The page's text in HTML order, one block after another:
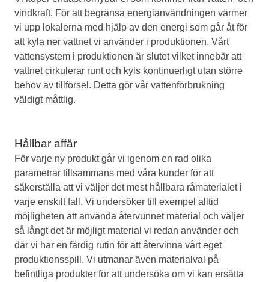
vindkraft. För att begränsa energianvändningen värmer
vi upp lokalerna med hjälp av den energi som går åt för
att kyla ner vattnet vi använder i produktionen. Vårt
vattensystem i produktionen är slutet vilket innebär att
vattnet cirkulerar runt och kyls kontinuerligt utan större
behov av tillförsel. Detta gör vår vattenförbrukning
väldigt måttlig.
Hållbar affär
För varje ny produkt går vi igenom en rad olika
parametrar tillsammans med våra kunder för att
säkerställa att vi väljer det mest hållbara råmaterialet i
varje enskilt fall. Vi undersöker till exempel alltid
möjligheten att använda återvunnet material och väljer
så långt det är möjligt material vi redan använder och
där vi har en färdig rutin för att återvinna vårt eget
produktionsspill. Vi utmanar även materialval på
befintliga produkter för att undersöka om vi kan ersätta